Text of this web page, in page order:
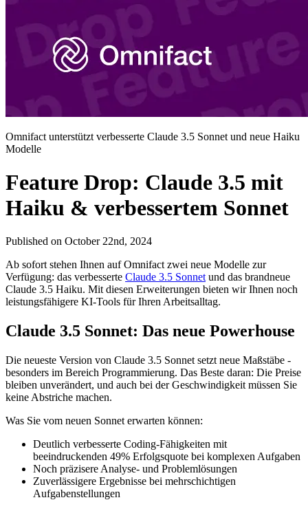
Omnifact unterstützt verbesserte Claude 3.5 Sonnet und neue Haiku
Modelle
Feature Drop: Claude 3.5 mit
Haiku & verbessertem Sonnet
Published on October 22nd, 2024
Ab sofort stehen Ihnen auf Omnifact zwei neue Modelle zur
Verfügung: das verbesserte Claude 3.5 Sonnetund das brandneue
Claude 3.5 Haiku. Mit diesen Erweiterungen bieten wir Ihnen noch
leistungsfähigere KI-Tools für Ihren Arbeitsalltag.
Claude 3.5 Sonnet: Das neue Powerhouse
Die neueste Version von Claude 3.5 Sonnet setzt neue Maßstäbe -
besonders im Bereich Programmierung. Das Beste daran: Die Preise
bleiben unverändert, und auch bei der Geschwindigkeit müssen Sie
keine Abstriche machen.
Was Sie vom neuen Sonnet erwarten können:
Deutlich verbesserte Coding-Fähigkeiten mit
beeindruckenden 49% Erfolgsquote bei komplexen Aufgaben
Noch präzisere Analyse- und Problemlösungen
Zuverlässigere Ergebnisse bei mehrschichtigen
Aufgabenstellungen